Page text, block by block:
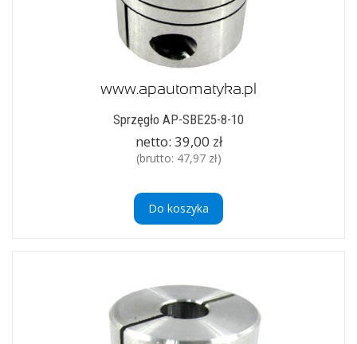
Sprzęgło AP-SBE25-8-10
netto: 39,00 zł
(brutto: 47,97 zł)
Do koszyka